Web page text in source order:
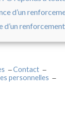
d’un
Contact
personnelles